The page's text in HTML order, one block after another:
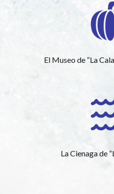
El Museo de “La
La Cienaga de